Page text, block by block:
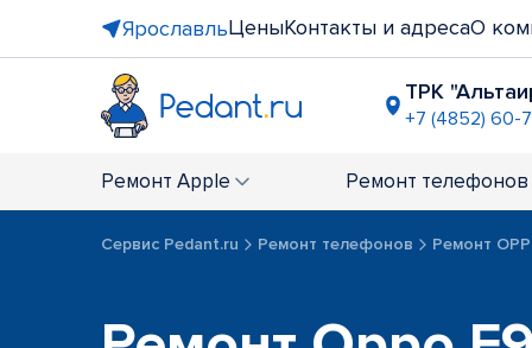
ЯрославльЦеныКонтакты и адресаО
ТРК
+7 (4852) 60-
+7 (4852)
Ремонт Apple Ремонт телефонов
Сервис Pedant.ru Ремонт телефонов Ремонт